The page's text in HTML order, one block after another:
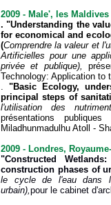
2009 - Male', les Maldives
. "Understanding the
for economical and
(Comprendre la valeur et
Artificielles pour une
privée et publique),
Technology: Application to
."Basic Ecology,
principal steps of
l'utilisation des
présentations
Miladhunmadulhu Atoll -
2009 - Londres,
"Constructed
construction phases of
le cycle de l'eau dans
urbain),pour le cabinet